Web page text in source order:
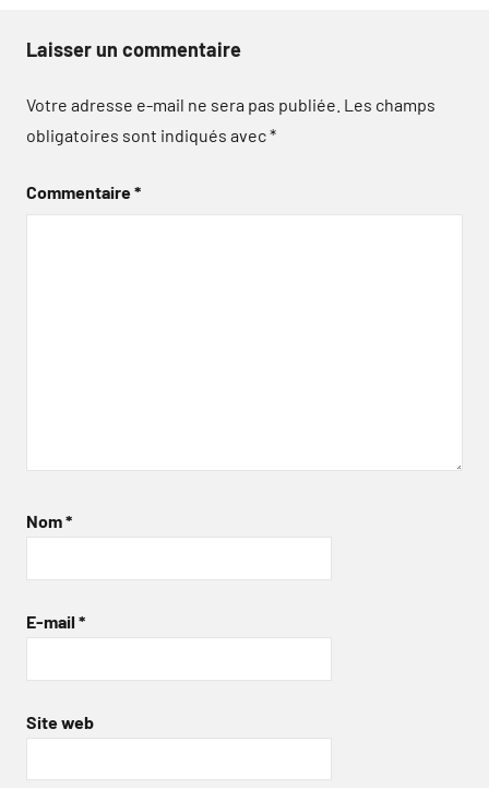
Laisser un commentaire
Votre adresse e-mail ne sera pas publiée. Les champs
obligatoires sont indiqués avec*
Commentaire*
Nom*
E-mail *
Site web